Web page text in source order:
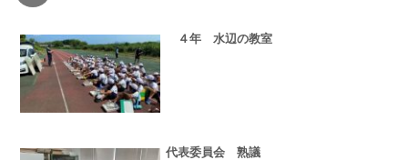
４年 水辺の教室
代表委員会 熟議